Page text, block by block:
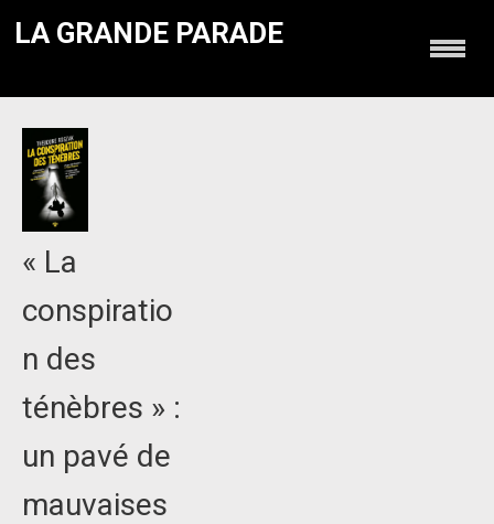
LA GRANDE PARADE
« La
conspiratio
n des
ténèbres » :
un pavé de
mauvaises